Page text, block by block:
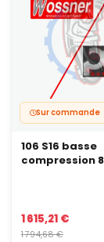
Sur commande
106 S16 basse
compression
1 615,21 €
1 794,68 €